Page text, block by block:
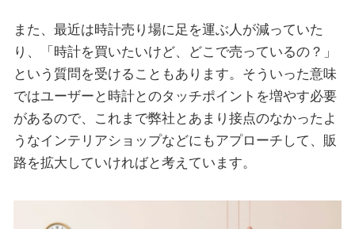
また、最近は時計売り場に足を運ぶ人が減っていた
り、「時計を買いたいけど、どこで売っているの？」
という質問を受けることもあります。そういった意味
ではユーザーと時計とのタッチポイントを増やす必要
があるので、これまで弊社とあまり接点のなかったよ
うなインテリアショップなどにもアプローチして、販
路を拡大していければと考えています。